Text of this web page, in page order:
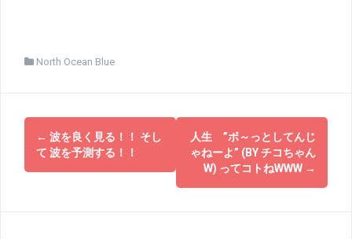
North Ocean Blue
投
稿
← 波を良く見る！！ そし
て 波を予測する！！
人生 ”ボ～っとしてんじ
ゃねーよ” (BY チコちゃん
W) ってコトねWWW →